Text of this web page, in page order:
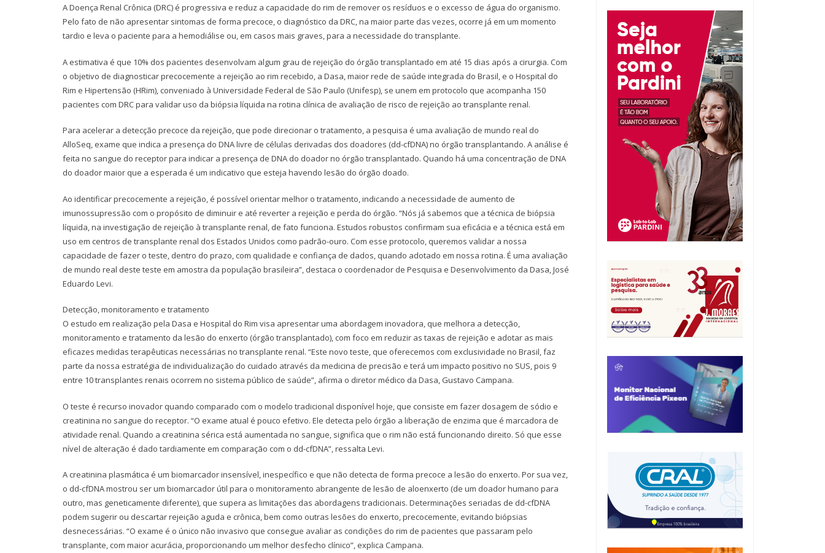
A Doença Renal Crônica (DRC) é progressiva e reduz a capacidade do rim de remover os resíduos e o excesso de água do organismo.
Pelo fato de não apresentar sintomas de forma precoce, o diagnóstico da DRC, na maior parte das vezes, ocorre já em um momento
tardio e leva o paciente para a hemodiálise ou, em casos mais graves, para a necessidade do transplante.
A estimativa é que 10% dos pacientes desenvolvam algum grau de rejeição do órgão transplantado em até 15 dias após a cirurgia. Com
o objetivo de diagnosticar precocemente a rejeição ao rim recebido, a Dasa, maior rede de saúde integrada do Brasil, e o Hospital do
Rim e Hipertensão (HRim), conveniado à Universidade Federal de São Paulo (Unifesp), se unem em protocolo que acompanha 150
pacientes com DRC para validar uso da biópsia líquida na rotina clínica de avaliação de risco de rejeição ao transplante renal.
Para acelerar a detecção precoce da rejeição, que pode direcionar o tratamento, a pesquisa é uma avaliação de mundo real do
AlloSeq, exame que indica a presença do DNA livre de células derivadas dos doadores (dd-cfDNA) no órgão transplantando. A análise é
feita no sangue do receptor para indicar a presença de DNA do doador no órgão transplantado. Quando há uma concentração de DNA
do doador maior que a esperada é um indicativo que esteja havendo lesão do órgão doado.
Ao identificar precocemente a rejeição, é possível orientar melhor o tratamento, indicando a necessidade de aumento de
imunossupressão com o propósito de diminuir e até reverter a rejeição e perda do órgão. “Nós já sabemos que a técnica de biópsia
líquida, na investigação de rejeição à transplante renal, de fato funciona. Estudos robustos confirmam sua eficácia e a técnica está em
uso em centros de transplante renal dos Estados Unidos como padrão-ouro. Com esse protocolo, queremos validar a nossa
capacidade de fazer o teste, dentro do prazo, com qualidade e confiança de dados, quando adotado em nossa rotina. É uma avaliação
de mundo real deste teste em amostra da população brasileira”, destaca o coordenador de Pesquisa e Desenvolvimento da Dasa, José
Eduardo Levi.
Detecção, monitoramento e tratamento
O estudo em realização pela Dasa e Hospital do Rim visa apresentar uma abordagem inovadora, que melhora a detecção,
monitoramento e tratamento da lesão do enxerto (órgão transplantado), com foco em reduzir as taxas de rejeição e adotar as mais
eficazes medidas terapêuticas necessárias no transplante renal. “Este novo teste, que oferecemos com exclusividade no Brasil, faz
parte da nossa estratégia de individualização do cuidado através da medicina de precisão e terá um impacto positivo no SUS, pois 9
entre 10 transplantes renais ocorrem no sistema público de saúde”, afirma o diretor médico da Dasa, Gustavo Campana.
O teste é recurso inovador quando comparado com o modelo tradicional disponível hoje, que consiste em fazer dosagem de sódio e
creatinina no sangue do receptor. “O exame atual é pouco efetivo. Ele detecta pelo órgão a liberação de enzima que é marcadora de
atividade renal. Quando a creatinina sérica está aumentada no sangue, significa que o rim não está funcionando direito. Só que esse
nível de alteração é dado tardiamente em comparação com o dd-cfDNA”, ressalta Levi.
A creatinina plasmática é um biomarcador insensível, inespecífico e que não detecta de forma precoce a lesão do enxerto. Por sua vez,
o dd-cfDNA mostrou ser um biomarcador útil para o monitoramento abrangente de lesão de aloenxerto (de um doador humano para
outro, mas geneticamente diferente), que supera as limitações das abordagens tradicionais. Determinações seriadas de dd-cfDNA
podem sugerir ou descartar rejeição aguda e crônica, bem como outras lesões do enxerto, precocemente, evitando biópsias
desnecessárias. “O exame é o único não invasivo que consegue avaliar as condições do rim de pacientes que passaram pelo
transplante, com maior acurácia, proporcionando um melhor desfecho clínico”, explica Campana.